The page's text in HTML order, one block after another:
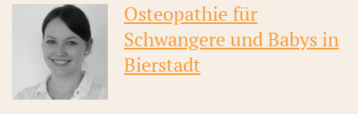
Osteopathie für
Schwangere und Babys in
Bierstadt